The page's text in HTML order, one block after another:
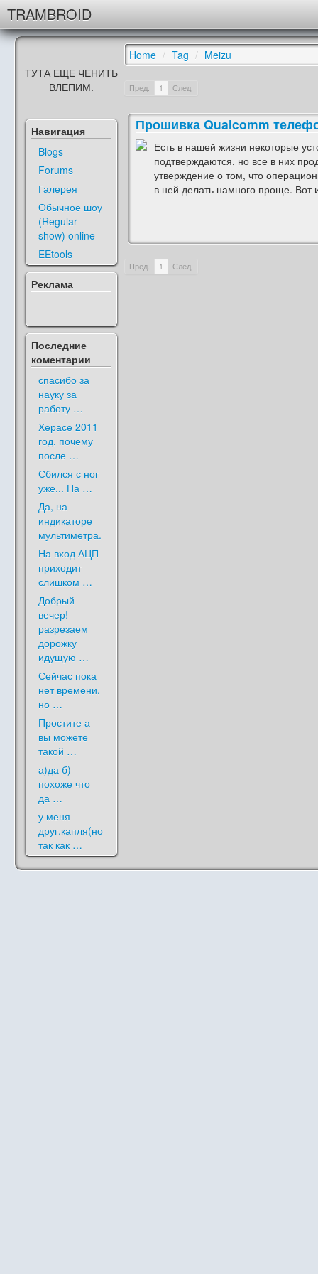
TRAMBROID
ТУТА ЕЩЕ ЧЕНИТЬ
ВЛЕПИМ.
Навигация
Blogs
Forums
Галерея
Обычное шоу
(Regular
show) online
EEtools
Реклама
Последние
коментарии
спасибо за
науку за
работу …
Херасе 2011
год, почему
после …
Сбился с ног
уже... На …
Да, на
индикаторе
мультиметра.
На вход АЦП
приходит
слишком …
Добрый
вечер!
разрезаем
дорожку
идущую …
Сейчас пока
нет времени,
но …
Простите а
вы можете
такой …
а)да б)
похоже что
да …
у меня
друг.капля(но
так как …
Home / Tag / Meizu
Пред. 1 След.
Прошивка Qualcomm
Есть в нашей жизни некоторые
подтверждаются, но все в них
утверждение о том, что
в ней делать намного проще. Вот
Пред. 1 След.